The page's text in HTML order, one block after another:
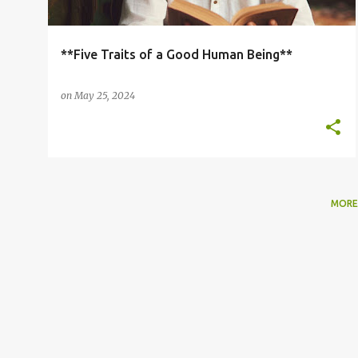
**Five Traits of a Good Human Being**
onMay 25, 2024